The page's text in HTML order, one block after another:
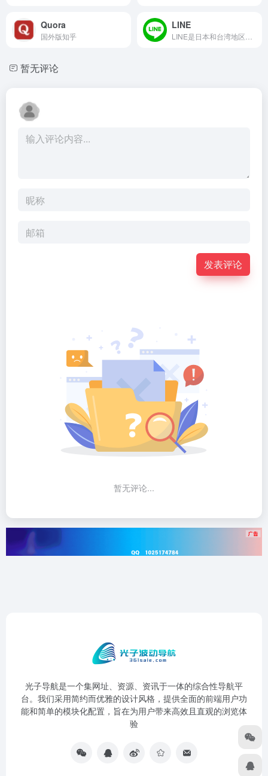
Quora
国外版知乎
LINE
暂无评论
发表评论
暂无评论...
光子导航是一个集网址、资源、资讯于一体的综合性导航平
台。我们采用简约而优雅的设计风格，提供全面的前端用户功
能和简单的模块化配置，旨在为用户带来高效且直观的浏览体
验